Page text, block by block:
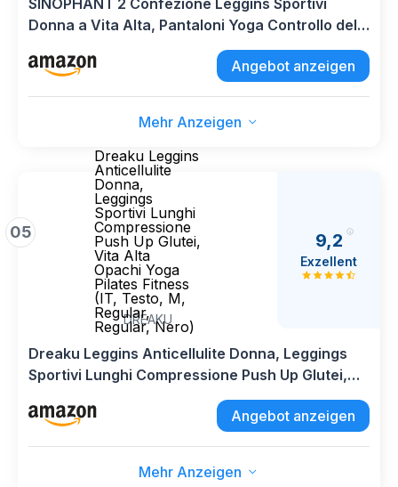
SINOPHANT 2 Confezione Leggins Sportivi
Donna a Vita Alta, Pantaloni Yoga Controllo della
Pancia Opaco Elastici Leggings,S-M,Nero/Nero
Angebot anzeigen
Mehr Anzeigen
05
Dreaku Leggins
Anticellulite
Donna,
Leggings
Sportivi Lunghi
Compressione
Push Up Glutei,
Vita Alta
Opachi Yoga
Pilates Fitness
(IT, Testo, M,
Regular,
Regular, Nero)
DREAKU
9,2
Exzellent
Dreaku Leggins Anticellulite Donna, Leggings
Sportivi Lunghi Compressione Push Up Glutei,
Vita Alta Opachi Yoga Pilates Fitness (IT, Testo,
M, Regular, Regular, Nero)
Angebot anzeigen
Mehr Anzeigen